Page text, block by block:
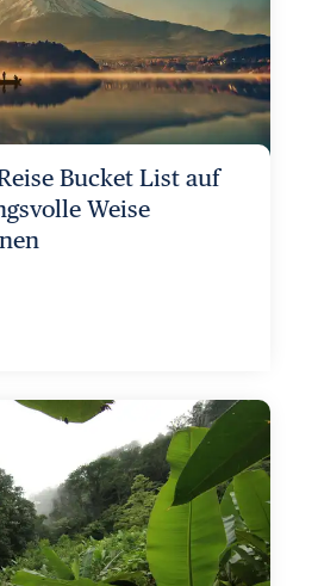
Bucket List auf
Weise